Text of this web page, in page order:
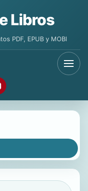
Libros
PDF, EPUB y MOBI